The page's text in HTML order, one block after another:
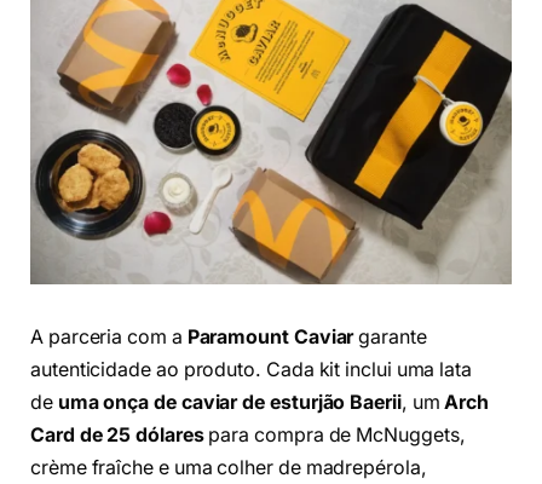
A parceria com a Paramount Caviargarante
autenticidade ao produto. Cada kit inclui uma lata
de uma onça de caviar de esturjão Baerii, umArch
Card de 25 dólarespara compra de McNuggets,
crème fraîche e uma colher de madrepérola,